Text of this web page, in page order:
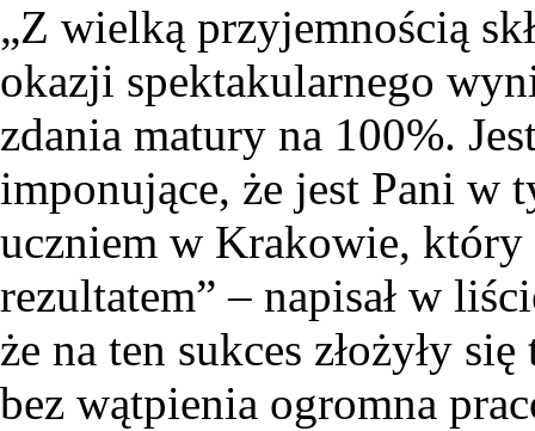
„Z wielką przyjemnością
okazji spektakularnego
zdania matury na 100%.
imponujące, że jest Pani w
uczniem w Krakowie,
rezultatem” – napisał w
że na ten sukces złożyły
bez wątpienia ogromna